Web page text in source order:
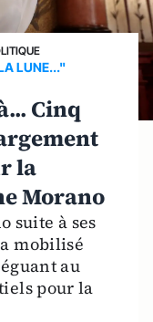
LUNE..."
Cinq
la
Morano
suite à ses
mobilisé
au
pour la